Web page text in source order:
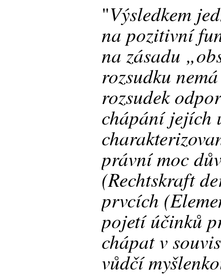
"Výsledkem
na pozitivní
na zásadu
rozsudku
rozsudek
chápání jejích
právní moc
(Rechtskraft
prvcích
pojetí účinků
chápat v
vůdčí